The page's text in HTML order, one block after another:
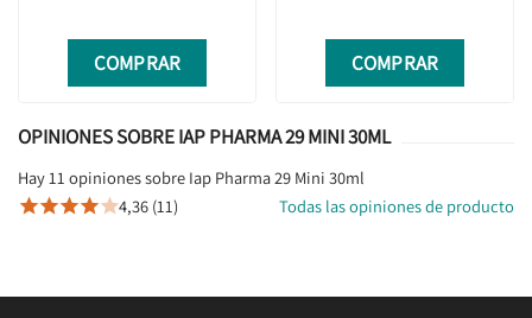
COMPRAR COMPRAR
OPINIONES SOBRE IAP PHARMA 29 MINI 30ML
Hay 11 opiniones sobre Iap Pharma 29 Mini 30ml
4,36 (11) Todas las opiniones de producto